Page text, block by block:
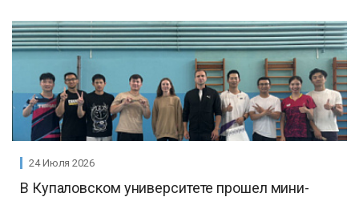
24 Июля 2026
В Купаловском университете прошел мини-